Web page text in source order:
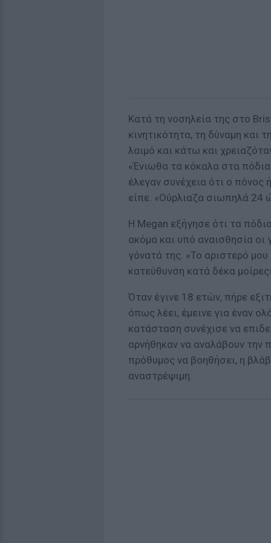
Κατά τη νοσηλεία της στο
κινητικότητα, τη δύναμη και
λαιμό και κάτω και
«Ένιωθα τα κόκαλα στα
έλεγαν συνέχεια ότι ο πόνος
είπε. «Ούρλιαζα σιωπηλά 24
Η Megan εξήγησε ότι τα
ακόμα και υπό αναισθησία οι
γόνατά της. «Το αριστερό μου
κατεύθυνση κατά δέκα
Όταν έγινε 18 ετών, πήρε
όπως λέει, έμεινε για έναν
κατάσταση συνέχισε να
αρνήθηκαν να αναλάβουν την
πρόθυμος να βοηθήσει, η
αναστρέψιμη.